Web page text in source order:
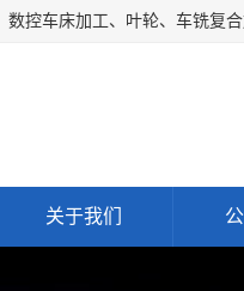
关于我们